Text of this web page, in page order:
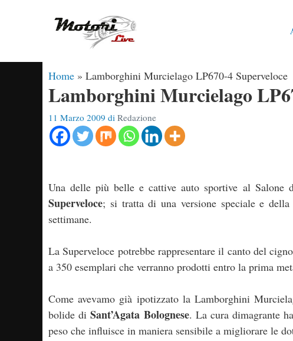
Home » Lamborghini Murcielago LP670-4 Superveloce
Lamborghini Murcielago
11 Marzo 2009 di Redazione
Una delle più belle e cattive auto sportive al Salone
Superveloce; si tratta di una versione speciale e
settimane.
La Superveloce potrebbe rappresentare il canto del
a 350 esemplari che verranno prodotti entro la prima
Come avevamo già ipotizzato la Lamborghini
bolide diSant’Agata Bolognese. La cura dimagrante
peso che influisce in maniera sensibile a migliorare le